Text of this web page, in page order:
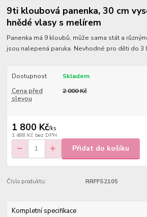
9ti kloubová panenka, 30 cm
hnědé vlasy s melírem
Panenka má 9 kloubů, může sama stát a
jsou nalepená paruka. Nevhodné pro děti do 3
Dostupnost
Skladem
Cena před
slevou
2 000 Kč
1 800 Kč/ks
1 488 Kč bez DPH
Přidat do košíku
Číslo produktu: RRFFS2105
Kompletní specifikace